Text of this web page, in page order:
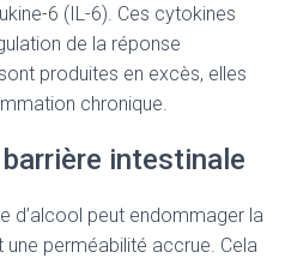
6 (IL-6). Ces cytokines
de la réponse
produites en excès, elles
chronique.
intestinale
d’alcool peut endommager la
perméabilité accrue. Cela